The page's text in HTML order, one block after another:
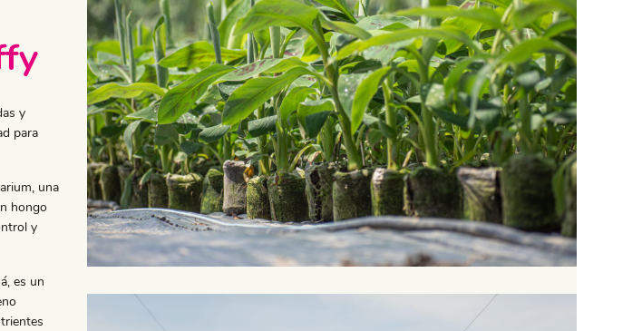
y
para
una
hongo
y
es un